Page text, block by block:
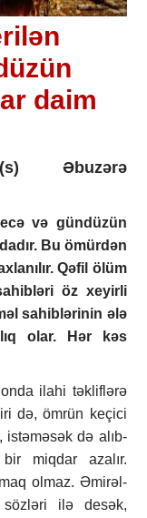
daim
Əbuzərə
və gündüzün
Bu ömürdən
Qəfil ölüm
öz xeyirli
sahiblərinin ələ
olar. Hər kəs
ilahi təkliflərə
də, ömrün keçici
istəməsək də alıb-
miqdar azalır.
olmaz. Əmirəl-
ilə desək,